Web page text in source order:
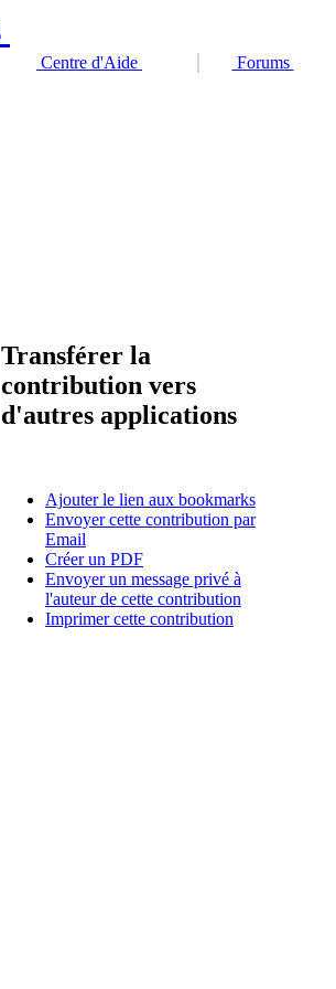
Centre d'Aide
Forums
Transférer la
contribution vers
d'autres applications
Ajouter le lien aux bookmarks
Envoyer cette contribution par
Email
Créer un PDF
Envoyer un message privé à
l'auteur de cette contribution
Imprimer cette contribution